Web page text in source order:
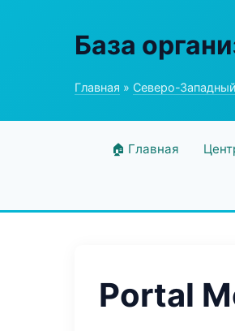
База
Главная » Северо-
🏠 Главная
Portal